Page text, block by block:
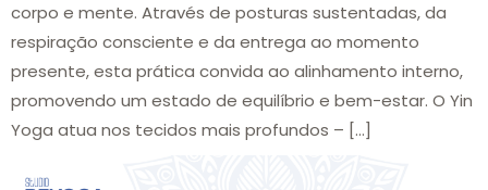
corpo e mente. Através de posturas sustentadas, da
respiração consciente e da entrega ao momento
presente, esta prática convida ao alinhamento interno,
promovendo um estado de equilíbrio e bem-estar. O Yin
Yoga atua nos tecidos mais profundos – […]